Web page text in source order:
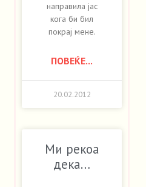
направила јас
кога би бил
покрај мене.
ПОВЕЌЕ...
20.02.2012
Ми рекоа
дека…